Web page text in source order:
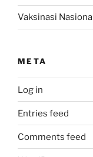
Vaksinasi Nasional
META
Log in
Entries feed
Comments feed